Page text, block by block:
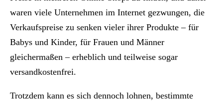
waren viele Unternehmen im Internet gezwungen, die
Verkaufspreise zu senken vieler ihrer Produkte – für
Babys und Kinder, für Frauen und Männer
gleichermaßen – erheblich und teilweise sogar
versandkostenfrei.
Trotzdem kann es sich dennoch lohnen, bestimmte